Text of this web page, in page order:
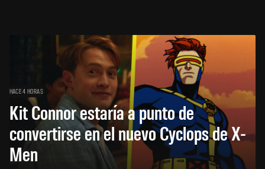
HACE 4 HORAS
Kit Connor estaría a punto de
convertirse en el nuevo Cyclops de X-
Men